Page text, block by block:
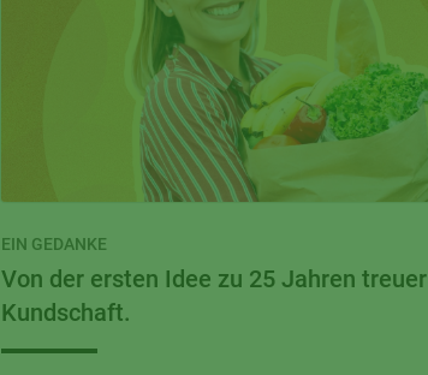
EIN GEDANKE
Von der ersten Idee zu 25 Jahren treuer
Kundschaft.